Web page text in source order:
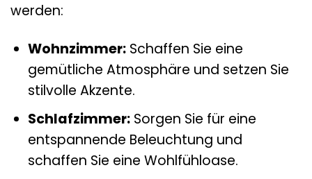
werden:
Wohnzimmer:Schaffen Sie eine
gemütliche Atmosphäre und setzen Sie
stilvolle Akzente.
Schlafzimmer:Sorgen Sie für eine
entspannende Beleuchtung und
schaffen Sie eine Wohlfühloase.